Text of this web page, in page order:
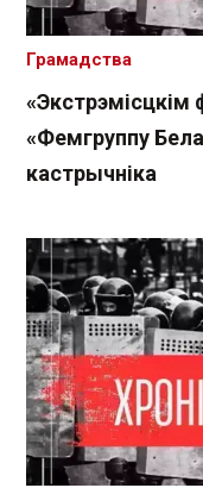
«Фемгруппу
кастрычніка
Грамадства